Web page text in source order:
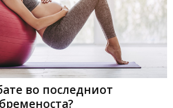
во последниот